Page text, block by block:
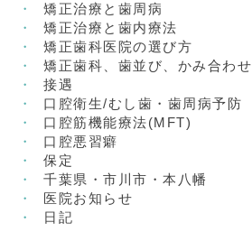
矯正治療と歯周病
矯正治療と歯内療法
矯正歯科医院の選び方
矯正歯科、歯並び、かみ合わせ
接遇
口腔衛生/むし歯・歯周病予防
口腔筋機能療法(MFT)
口腔悪習癖
保定
千葉県・市川市・本八幡
医院お知らせ
日記